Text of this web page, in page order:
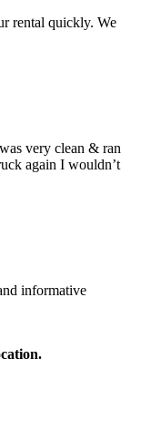
rental quickly. We
very clean & ran
again I wouldn’t
informative